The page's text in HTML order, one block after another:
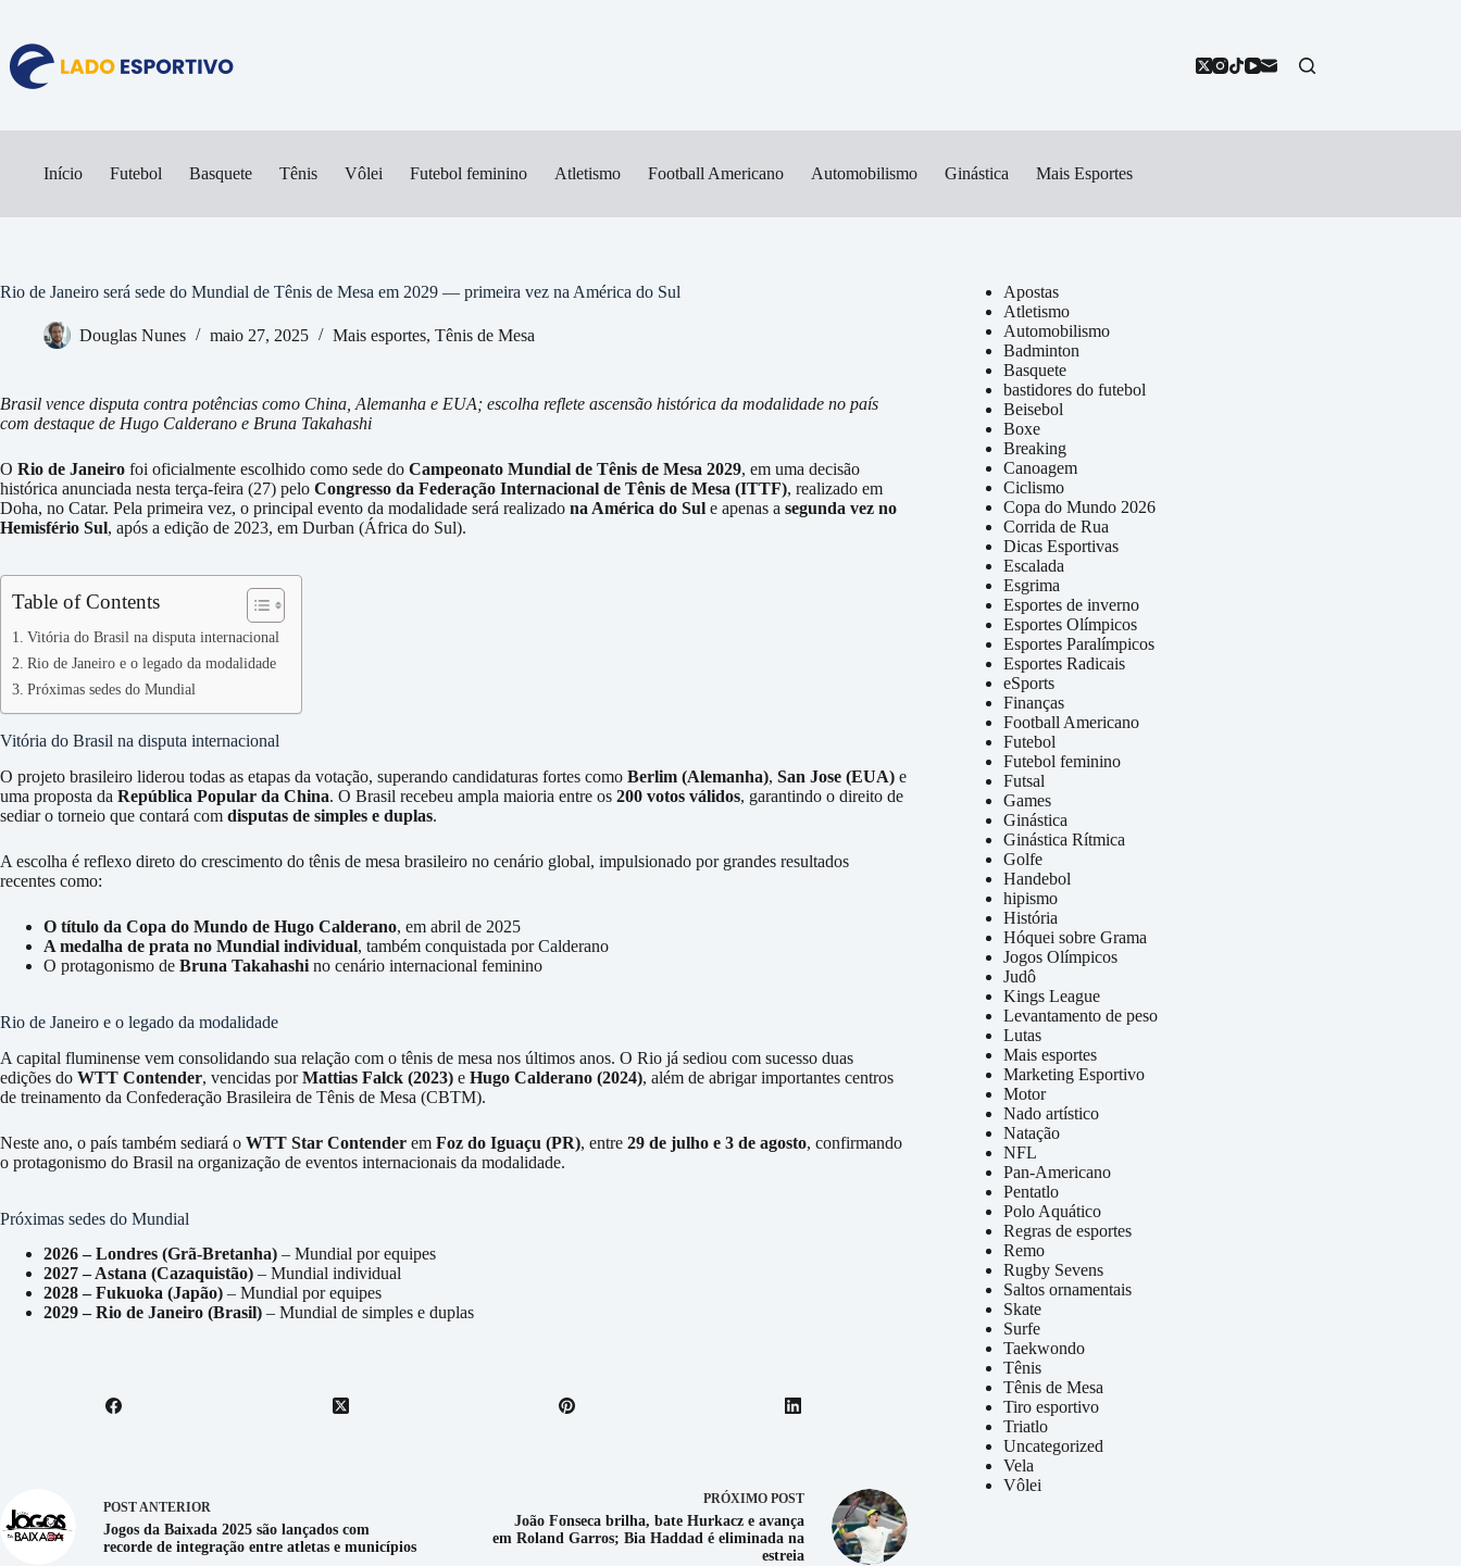
conteúdo
Início Futebol Basquete Tênis Vôlei Futebol feminino Atletismo Football Americano Automobilismo Ginástica Mais Esportes
Rio de Janeiro será sede do Mundial de Tênis de Mesa em 2029 — primeira vez na América do Sul
Douglas Nunes maio 27, 2025 Mais esportes, Tênis de Mesa
Brasil vence disputa contra potências como China, Alemanha e EUA; escolha reflete ascensão histórica da modalidade no país
com destaque de Hugo Calderano e Bruna Takahashi
O Rio de Janeiro foi oficialmente escolhido como sede do Campeonato Mundial de Tênis de Mesa 2029, em uma decisão
histórica anunciada nesta terça-feira (27) pelo Congresso da Federação Internacional de Tênis de Mesa (ITTF), realizado em
Doha, no Catar. Pela primeira vez, o principal evento da modalidade será realizado na América do Sul e apenas a segunda vez no
Hemisfério Sul, após a edição de 2023, em Durban (África do Sul).
Table of Contents
Vitória do Brasil na disputa internacional
Rio de Janeiro e o legado da modalidade
Próximas sedes do Mundial
Vitória do Brasil na disputa internacional
O projeto brasileiro liderou todas as etapas da votação, superando candidaturas fortes como Berlim (Alemanha), San Jose (EUA) e
uma proposta da República Popular da China. O Brasil recebeu ampla maioria entre os 200 votos válidos, garantindo o direito de
sediar o torneio que contará com disputas de simples e duplas.
A escolha é reflexo direto do crescimento do tênis de mesa brasileiro no cenário global, impulsionado por grandes resultados
recentes como:
O título da Copa do Mundo de Hugo Calderano, em abril de 2025
A medalha de prata no Mundial individual, também conquistada por Calderano
O protagonismo de Bruna Takahashi no cenário internacional feminino
Rio de Janeiro e o legado da modalidade
A capital fluminense vem consolidando sua relação com o tênis de mesa nos últimos anos. O Rio já sediou com sucesso duas
edições do WTT Contender, vencidas porMattias Falck (2023) e Hugo Calderano (2024), além de abrigar importantes centros
de treinamento da Confederação Brasileira de Tênis de Mesa (CBTM).
Neste ano, o país também sediará o WTT Star Contender em Foz do Iguaçu (PR), entre 29 de julho e 3 de agosto, confirmando
o protagonismo do Brasil na organização de eventos internacionais da modalidade.
Próximas sedes do Mundial
2026 – Londres (Grã-Bretanha) – Mundial por equipes
2027 – Astana (Cazaquistão) – Mundial individual
2028 – Fukuoka (Japão) – Mundial por equipes
2029 – Rio de Janeiro (Brasil) – Mundial de simples e duplas
POSTANTERIOR
Jogos da Baixada 2025 são lançados com
recorde de integração entre atletas e municípios
PRÓXIMO POST
João Fonseca brilha, bate Hurkacz e avança
em Roland Garros; Bia Haddad é eliminada na
estreia
Apostas
Atletismo
Automobilismo
Badminton
Basquete
bastidores do futebol
Beisebol
Boxe
Breaking
Canoagem
Ciclismo
Copa do Mundo 2026
Corrida de Rua
Dicas Esportivas
Escalada
Esgrima
Esportes de inverno
Esportes Olímpicos
Esportes Paralímpicos
Esportes Radicais
eSports
Finanças
Football Americano
Futebol
Futebol feminino
Futsal
Games
Ginástica
Ginástica Rítmica
Golfe
Handebol
hipismo
História
Hóquei sobre Grama
Jogos Olímpicos
Judô
Kings League
Levantamento de peso
Lutas
Mais esportes
Marketing Esportivo
Motor
Nado artístico
Natação
NFL
Pan-Americano
Pentatlo
Polo Aquático
Regras de esportes
Remo
Rugby Sevens
Saltos ornamentais
Skate
Surfe
Taekwondo
Tênis
Tênis de Mesa
Tiro esportivo
Triatlo
Uncategorized
Vela
Vôlei